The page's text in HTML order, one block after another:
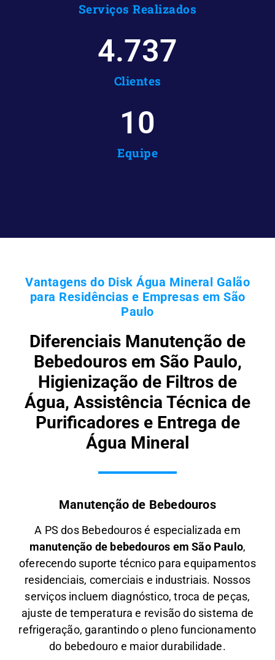
Serviços Realizados
Clientes
4.737
Equipe
10
Vantagens do Disk Água Mineral Galão
para Residências e Empresas em São
Paulo
Diferenciais Manutenção de
Bebedouros em São Paulo,
Higienização de Filtros de
Água, Assistência Técnica de
Purificadores e Entrega de
Água Mineral
Manutenção de Bebedouros
A PS dos Bebedouros é especializada em
manutenção de bebedouros em São Paulo,
oferecendo suporte técnico para equipamentos
residenciais, comerciais e industriais. Nossos
serviços incluem diagnóstico, troca de peças,
ajuste de temperatura e revisão do sistema de
refrigeração, garantindo o pleno funcionamento
do bebedouro e maior durabilidade.